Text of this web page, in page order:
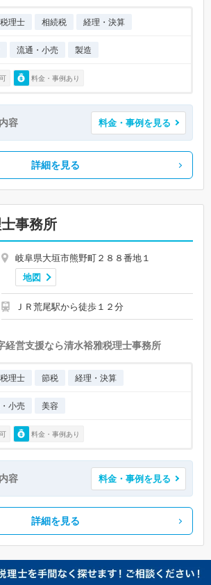
理士 相続税 経理・決算
流通・小売 製造
料金・事例あり
容 料金・事例を見る
詳細を見る
事務所
岐阜県大垣市熊野町２８８番地１
地図
ＪＲ荒尾駅から徒歩１２分
経営支援なら清水裕雅税理士事務所
理士 節税 経理・決算
小売 美容
料金・事例あり
容 料金・事例を見る
詳細を見る